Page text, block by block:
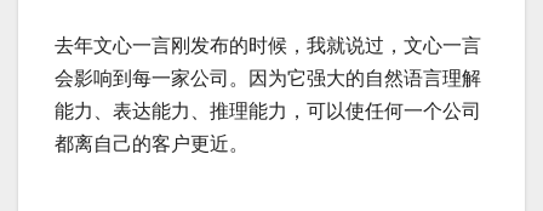
去年文心一言刚发布的时候，我就说过，文心一言
会影响到每一家公司。因为它强大的自然语言理解
能力、表达能力、推理能力，可以使任何一个公司
都离自己的客户更近。